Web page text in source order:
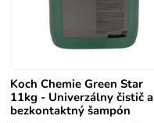
Koch Chemie Green Star
11kg - Univerzálny čistič a
bezkontaktný šampón